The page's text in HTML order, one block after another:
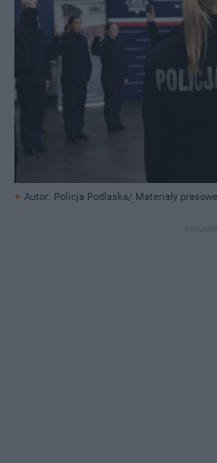
Autor: Policja Podlaska/ Materiały prasowe